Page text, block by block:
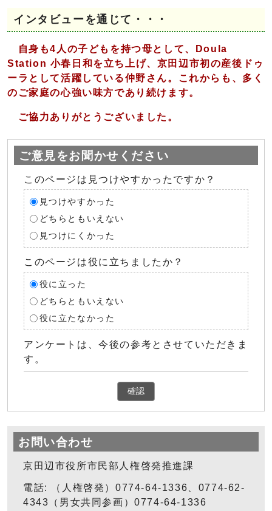
インタビューを通じて・・・
自身も4人の子どもを持つ母として、Doula
Station 小春日和を立ち上げ、京田辺市初の産後ドゥ
ーラとして活躍している仲野さん。これからも、多く
のご家庭の心強い味方であり続けます。
ご協力ありがとうございました。
ご意見をお聞かせください
このページは見つけやすかったですか？
見つけやすかった
どちらともいえない
見つけにくかった
このページは役に立ちましたか？
役に立った
どちらともいえない
役に立たなかった
アンケートは、今後の参考とさせていただきま
す。
確認
お問い合わせ
京田辺市役所市民部人権啓発推進課
電話: （人権啓発）0774-64-1336、0774-62-
4343（男女共同参画）0774-64-1336